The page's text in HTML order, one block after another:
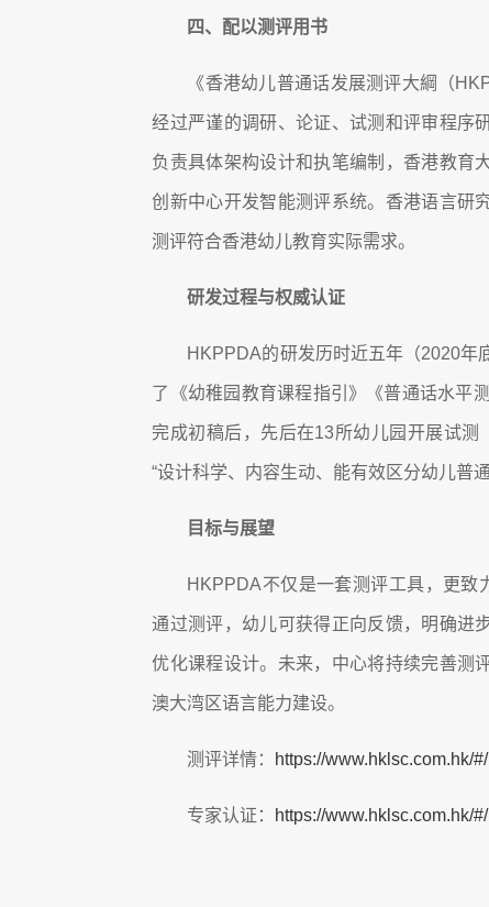
四、配以测评用书
《香港幼儿普通话发展测评大綱（
经过严谨的调研、论证、试测和评审程序
负责具体架构设计和执笔编制，香港教育
创新中心开发智能测评系统。香港语言研
测评符合香港幼儿教育实际需求。
研发过程与权威认证
HKPPDA的研发历时近五年（2020年
了《幼稚园教育课程指引》《普通话水平
完成初稿后，先后在13所幼儿园开展试
“设计科学、内容生动、能有效区分幼儿普通
目标与展望
HKPPDA不仅是一套测评工具，更致
通过测评，幼儿可获得正向反馈，明确进
优化课程设计。未来，中心将持续完善测
澳大湾区语言能力建设。
测评详情： https://www.hklsc.com.hk/
专家认证： https://www.hklsc.com.hk/